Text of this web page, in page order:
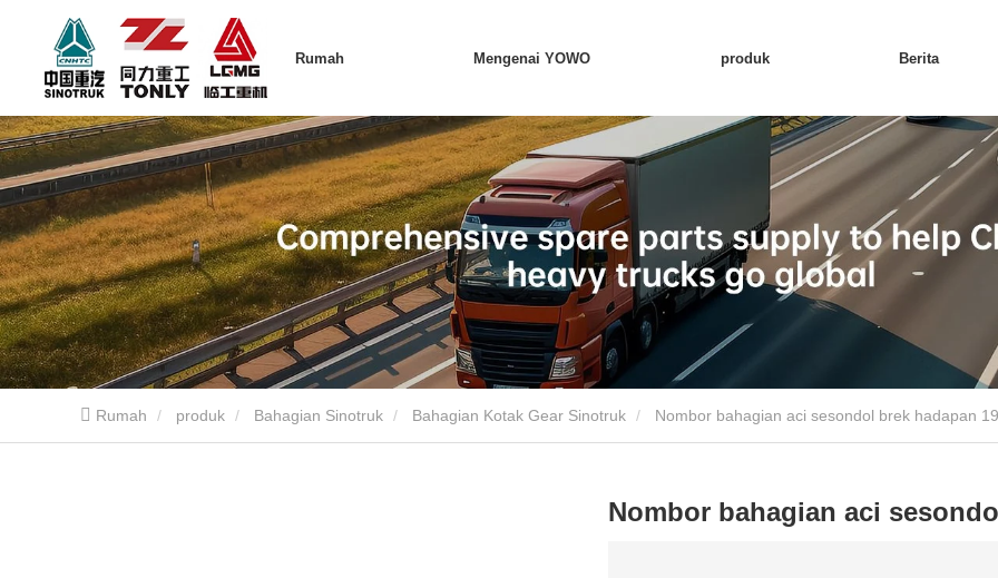
Rumah Mengenai YOWO produk Berita
Rumah produk Bahagian Sinotruk Bahagian Kotak Gear Sinotruk Nombor bahagian aci sesondol brek hadapan
Nombor bahagian aci